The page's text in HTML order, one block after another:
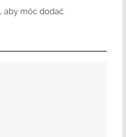
, aby móc dodać